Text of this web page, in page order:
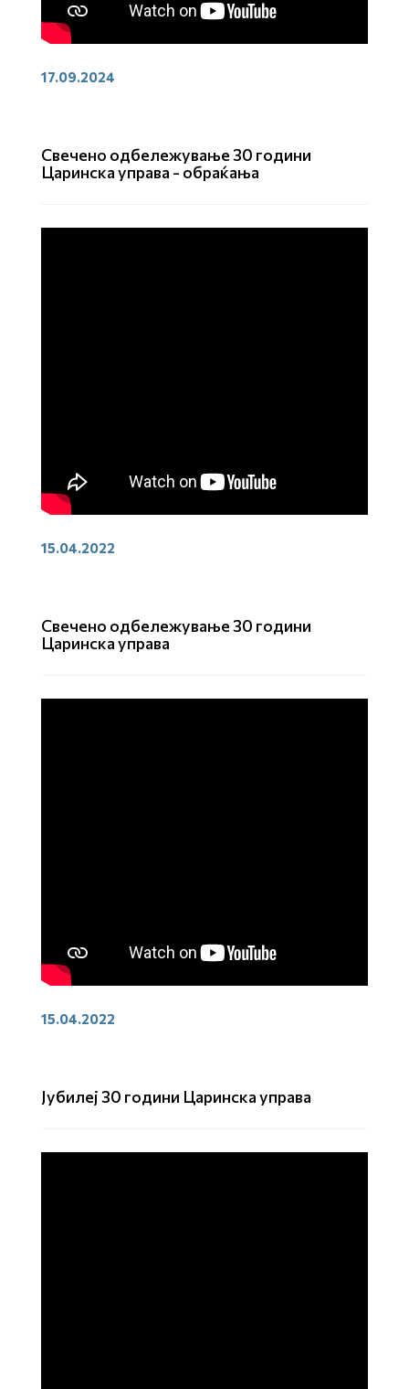
17.09.2024
Свечено одбележување 30 години
Царинска управа - обраќања
15.04.2022
Свечено одбележување 30 години
Царинска управа
15.04.2022
Јубилеј 30 години Царинска управа